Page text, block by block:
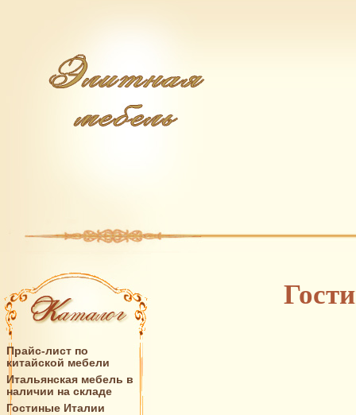
Прайс-лист по
китайской мебели
Итальянская мебель в
наличии на складе
Гостиные Италии